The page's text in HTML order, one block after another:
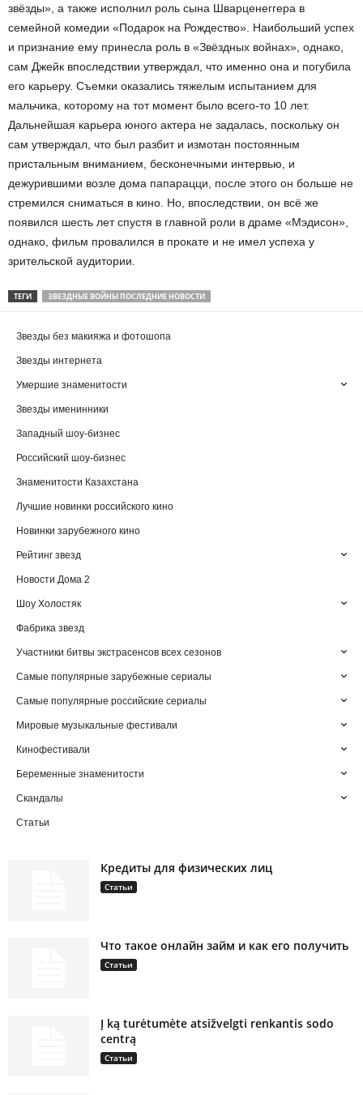
звёзды», а также исполнил роль сына Шварценеггера в
семейной комедии «Подарок на Рождество». Наибольший успех
и признание ему принесла роль в «Звёздных войнах», однако,
сам Джейк впоследствии утверждал, что именно она и погубила
его карьеру. Съемки оказались тяжелым испытанием для
мальчика, которому на тот момент было всего-то 10 лет.
Дальнейшая карьера юного актера не задалась, поскольку он
сам утверждал, что был разбит и измотан постоянным
пристальным вниманием, бесконечными интервью, и
дежурившими возле дома папарацци, после этого он больше не
стремился сниматься в кино. Но, впоследствии, он всё же
появился шесть лет спустя в главной роли в драме «Мэдисон»,
однако, фильм провалился в прокате и не имел успеха у
зрительской аудитории.
ТЕГИ ЗВЕЗДНЫЕ ВОЙНЫ ПОСЛЕДНИЕ НОВОСТИ
Звезды без макияжа и фотошопа
Звезды интернета
Умершие знаменитости
Звезды именинники
Западный шоу-бизнес
Российский шоу-бизнес
Знаменитости Казахстана
Лучшие новинки российского кино
Новинки зарубежного кино
Рейтинг звезд
Новости Дома 2
Шоу Холостяк
Фабрика звезд
Участники битвы экстрасенсов всех сезонов
Самые популярные зарубежные сериалы
Самые популярные российские сериалы
Мировые музыкальные фестивали
Кинофестивали
Беременные знаменитости
Скандалы
Статьи
Кредиты для физических лиц
Статьи
Что такое онлайн займ и как его получить
Статьи
Į ką turėtumėte atsižvelgti renkantis sodo
centrą
Статьи